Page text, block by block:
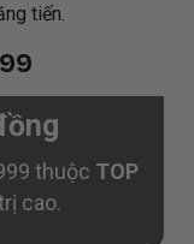
tiến.
thuộc TOP
cao.